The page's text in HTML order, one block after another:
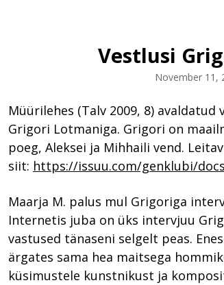
Vestlusi
November 11,
Müürilehes (Talv 2009, 8)
Grigori Lotmaniga. Grigori on
poeg, Aleksei ja Mihhaili vend.
siit: https://issuu.com/genklubi/
Maarja M. palus mul Grigoriga
Internetis juba on üks intervjuu
vastused tänaseni selgelt peas.
ärgates sama hea maitsega
küsimustele kunstnikust ja